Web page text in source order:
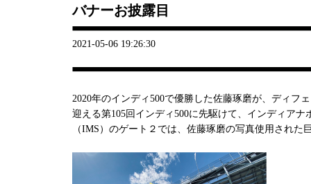
バナーお披露目
2021-05-06 19:26:30
2020年のインディ500で優勝した佐藤琢磨が、ディフ
迎える第105回インディ500に先駆けて、インディア
（IMS）のゲート２では、佐藤琢磨の写真使用された